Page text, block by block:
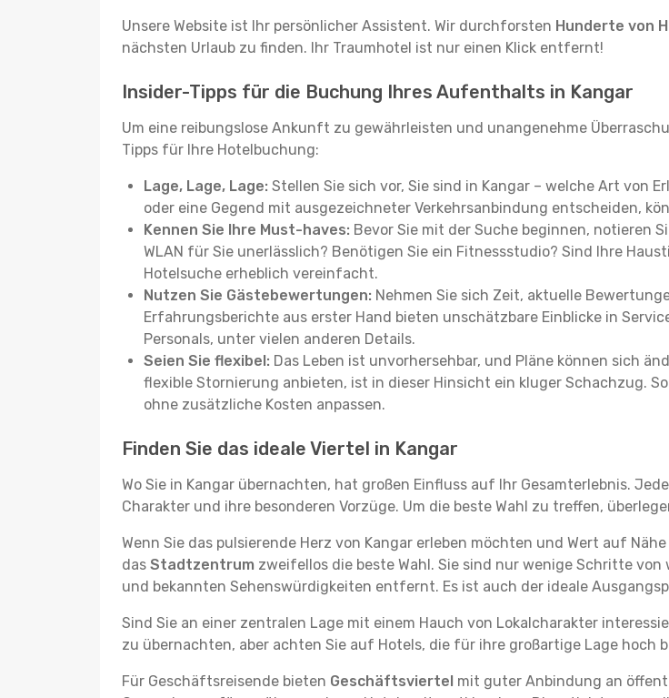
Unsere Website ist Ihr persönlicher Assistent. Wir durchforsten Hunderte von
nächsten Urlaub zu finden. Ihr Traumhotel ist nur einen Klick entfernt!
Insider-Tipps für die Buchung Ihres Aufenthalts in Kangar
Um eine reibungslose Ankunft zu gewährleisten und unangenehme
Tipps für Ihre Hotelbuchung:
Lage, Lage, Lage: Stellen Sie sich vor, Sie sind in Kangar – welche Art von
oder eine Gegend mit ausgezeichneter Verkehrsanbindung entscheiden,
Kennen Sie Ihre Must-haves: Bevor Sie mit der Suche beginnen, notieren
WLAN für Sie unerlässlich? Benötigen Sie ein Fitnessstudio? Sind Ihre
Hotelsuche erheblich vereinfacht.
Nutzen Sie Gästebewertungen: Nehmen Sie sich Zeit, aktuelle
Erfahrungsberichte aus erster Hand bieten unschätzbare Einblicke in
Personals, unter vielen anderen Details.
Seien Sie flexibel: Das Leben ist unvorhersehbar, und Pläne können sich
flexible Stornierung anbieten, ist in dieser Hinsicht ein kluger Schachzug.
ohne zusätzliche Kosten anpassen.
Finden Sie das ideale Viertel in Kangar
Wo Sie in Kangar übernachten, hat großen Einfluss auf Ihr Gesamterlebnis.
Charakter und ihre besonderen Vorzüge. Um die beste Wahl zu treffen,
Wenn Sie das pulsierende Herz von Kangar erleben möchten und Wert auf
das Stadtzentrum zweifellos die beste Wahl. Sie sind nur wenige Schritte
und bekannten Sehenswürdigkeiten entfernt. Es ist auch der ideale
Sind Sie an einer zentralen Lage mit einem Hauch von Lokalcharakter
zu übernachten, aber achten Sie auf Hotels, die für ihre großartige Lage hoch
Für Geschäftsreisende bieten Geschäftsviertel mit guter Anbindung an